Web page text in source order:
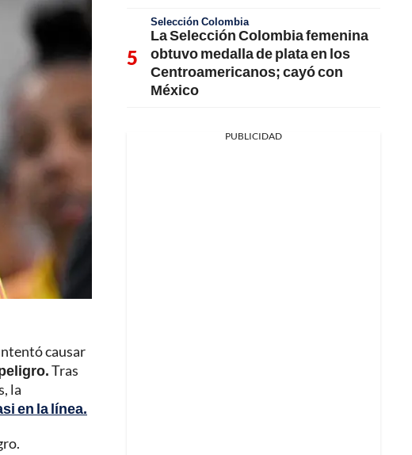
causar
Tras
la
en la línea.
Selección Colombia
La Selección Colombia femenina
obtuvo medalla de plata en los
Centroamericanos; cayó con
México
PUBLICIDAD